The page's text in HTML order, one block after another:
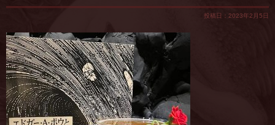
投稿日：2023年2月5日